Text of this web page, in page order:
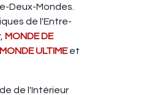
Deux-Mondes.
de l'Entre-
MONDE DE
MONDE ULTIMEet
de l'Intérieur